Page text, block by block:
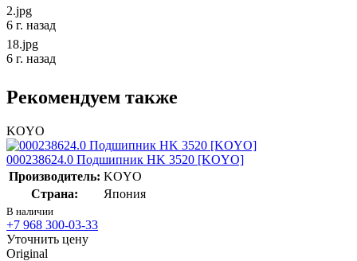
2.jpg
6 г. назад
18.jpg
6 г. назад
Рекомендуем также
KOYO
000238624.0 Подшипник HK 3520 [KOYO]
Производитель: KOYO
Страна:
Япония
В наличии
+7 968 300-03-33
Уточнить цену
Original